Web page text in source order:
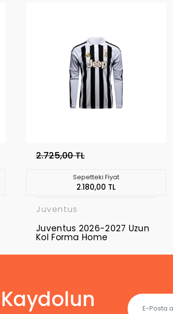
2.725,00 TL
Sepetteki Fiyat
2.180,00 TL
Juventus
Juventus 2026-2027 Uzun
Kol Forma Home